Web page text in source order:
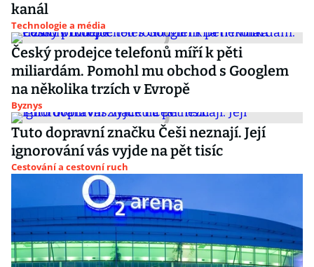
kanál
Technologie a média
Český prodejce telefonů míří k pěti
miliardám. Pomohl mu obchod s Googlem
na několika trzích v Evropě
Byznys
Tuto dopravní značku Češi neznají. Její
ignorování vás vyjde na pět tisíc
Cestování a cestovní ruch